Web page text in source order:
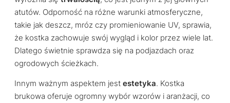
atutów. Odporność na różne warunki atmosferyczne,
takie jak deszcz, mróz czy promieniowanie UV, sprawia,
że kostka zachowuje swój wygląd i kolor przez wiele lat.
Dlatego świetnie sprawdza się na podjazdach oraz
ogrodowych ścieżkach.
Innym ważnym aspektem jest estetyka. Kostka
brukowa oferuje ogromny wybór wzorów i aranżacji, co